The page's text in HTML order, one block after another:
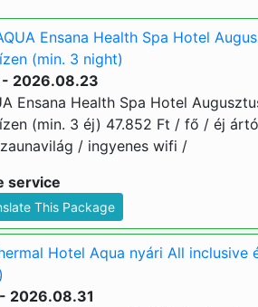
Ensana Health Spa Hotel
(min. 3 night)
2026.08.23
Ensana Health Spa Hotel
(min. 3 éj) 47.852 Ft / fő / éj
/ ingyenes wifi /
service
This Package
Hotel Aqua nyári All inclusive
2026.08.31